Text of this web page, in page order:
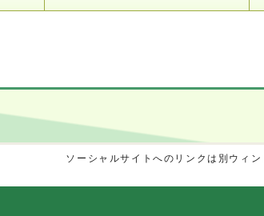
ソーシャルサイトへのリンクは別ウィ